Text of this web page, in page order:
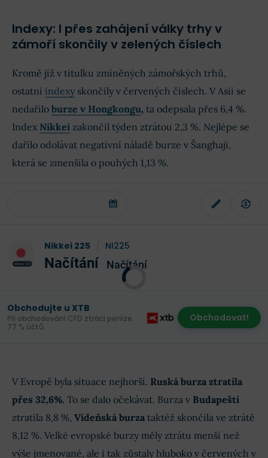
Indexy: I přes zahájení války trhy v
zámoří skončily v zelených číslech
Kromě již v titulku zmíněných zámořských trhů,
ostatní indexy skončily v červených číslech. V Asii se
nedařilo burze v Hongkongu, ta odepsala přes 6,4 %.
Index Nikkei zakončil týden ztrátou 2,3 %. Nejlépe se
dařilo odolávat negativní náladě burze v Šanghaji,
která se zmenšila o pouhých 1,13 %.
Nikkei 225 NI225
Načítání Načítání
Obchodujte u XTB
Při obchodování CFD ztrácí peníze
77 % účtů.
Obchodovat!
V Evropě byla situace nejhorší. Ruská burza ztratila
přes 32,6%. To se dalo očekávat. Burza v Budapešti
ztratila 8,8 %, Vídeňská burza taktéž skončila ve ztrátě
8,12 %. Velké evropské burzy měly ztrátu menší než
výše jmenované, ale i tak zůstaly hluboko v červených v